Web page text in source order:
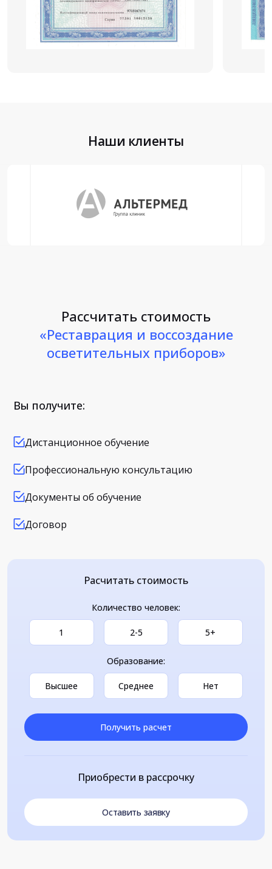
Наши клиенты
Рассчитать стоимость
«Реставрация и воссоздание
осветительных приборов»
Вы получите:
Дистанционное обучение
Профессиональную консультацию
Документы об обучение
Договор
Расчитать стоимость
Количество человек:
1 2-5 5+
Образование:
Высшее Среднее Нет
Получить расчет
Приобрести в рассрочку
Оставить заявку